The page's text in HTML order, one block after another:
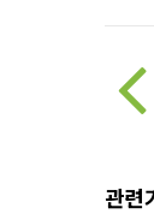
관련